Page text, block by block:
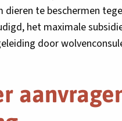
link
opent
in
tabblad
dieren te beschermen
het maximale
door